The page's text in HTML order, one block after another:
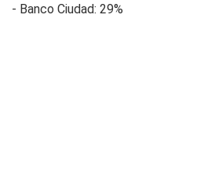
- Banco Ciudad: 29%